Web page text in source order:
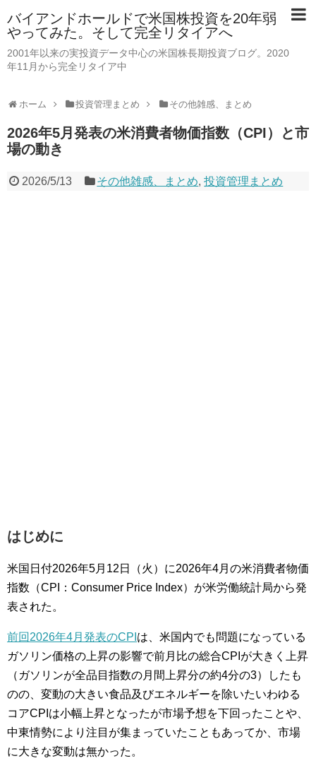
バイアンドホールドで米国株投資を20年弱
やってみた。そして完全リタイアへ
2001年以来の実投資データ中心の米国株長期投資ブログ。2020
年11月から完全リタイア中
ホーム 投資管理まとめ その他雑感、まとめ
2026年5月発表の米消費者物価指数（CPI）と市
場の動き
2026/5/13 その他雑感、まとめ,投資管理まとめ
はじめに
米国日付2026年5月12日（火）に2026年4月の米消費者物価
指数（CPI：Consumer Price Index）が米労働統計局から発
表された。
前回2026年4月発表のCPI は、米国内でも問題になっている
ガソリン価格の上昇の影響で前月比の総合CPIが大きく上昇
（ガソリンが全品目指数の月間上昇分の約4分の3）したも
のの、変動の大きい食品及びエネルギーを除いたいわゆる
コアCPIは小幅上昇となったが市場予想を下回ったことや、
中東情勢により注目が集まっていたこともあってか、市場
に大きな変動は無かった。